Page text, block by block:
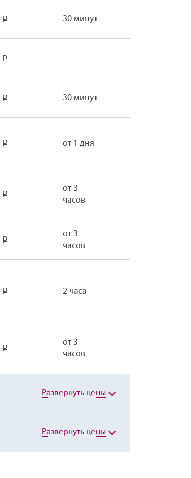
Р 30 минут
Р
Р 30 минут
Р от 1 дня
Р
от 3
часов
Р
от 3
часов
Р 2 часа
Р
от 3
часов
Развернуть цены
Развернуть цены